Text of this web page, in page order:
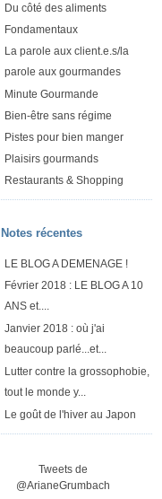
Du côté des aliments
Fondamentaux
La parole aux client.e.s/la
parole aux gourmandes
Minute Gourmande
Bien-être sans régime
Pistes pour bien manger
Plaisirs gourmands
Restaurants & Shopping
Notes récentes
LE BLOG A DEMENAGE !
Février 2018 : LE BLOG A 10
ANS et....
Janvier 2018 : où j'ai
beaucoup parlé...et...
Lutter contre la grossophobie,
tout le monde y...
Le goût de l'hiver au Japon
Tweets de
@ArianeGrumbach